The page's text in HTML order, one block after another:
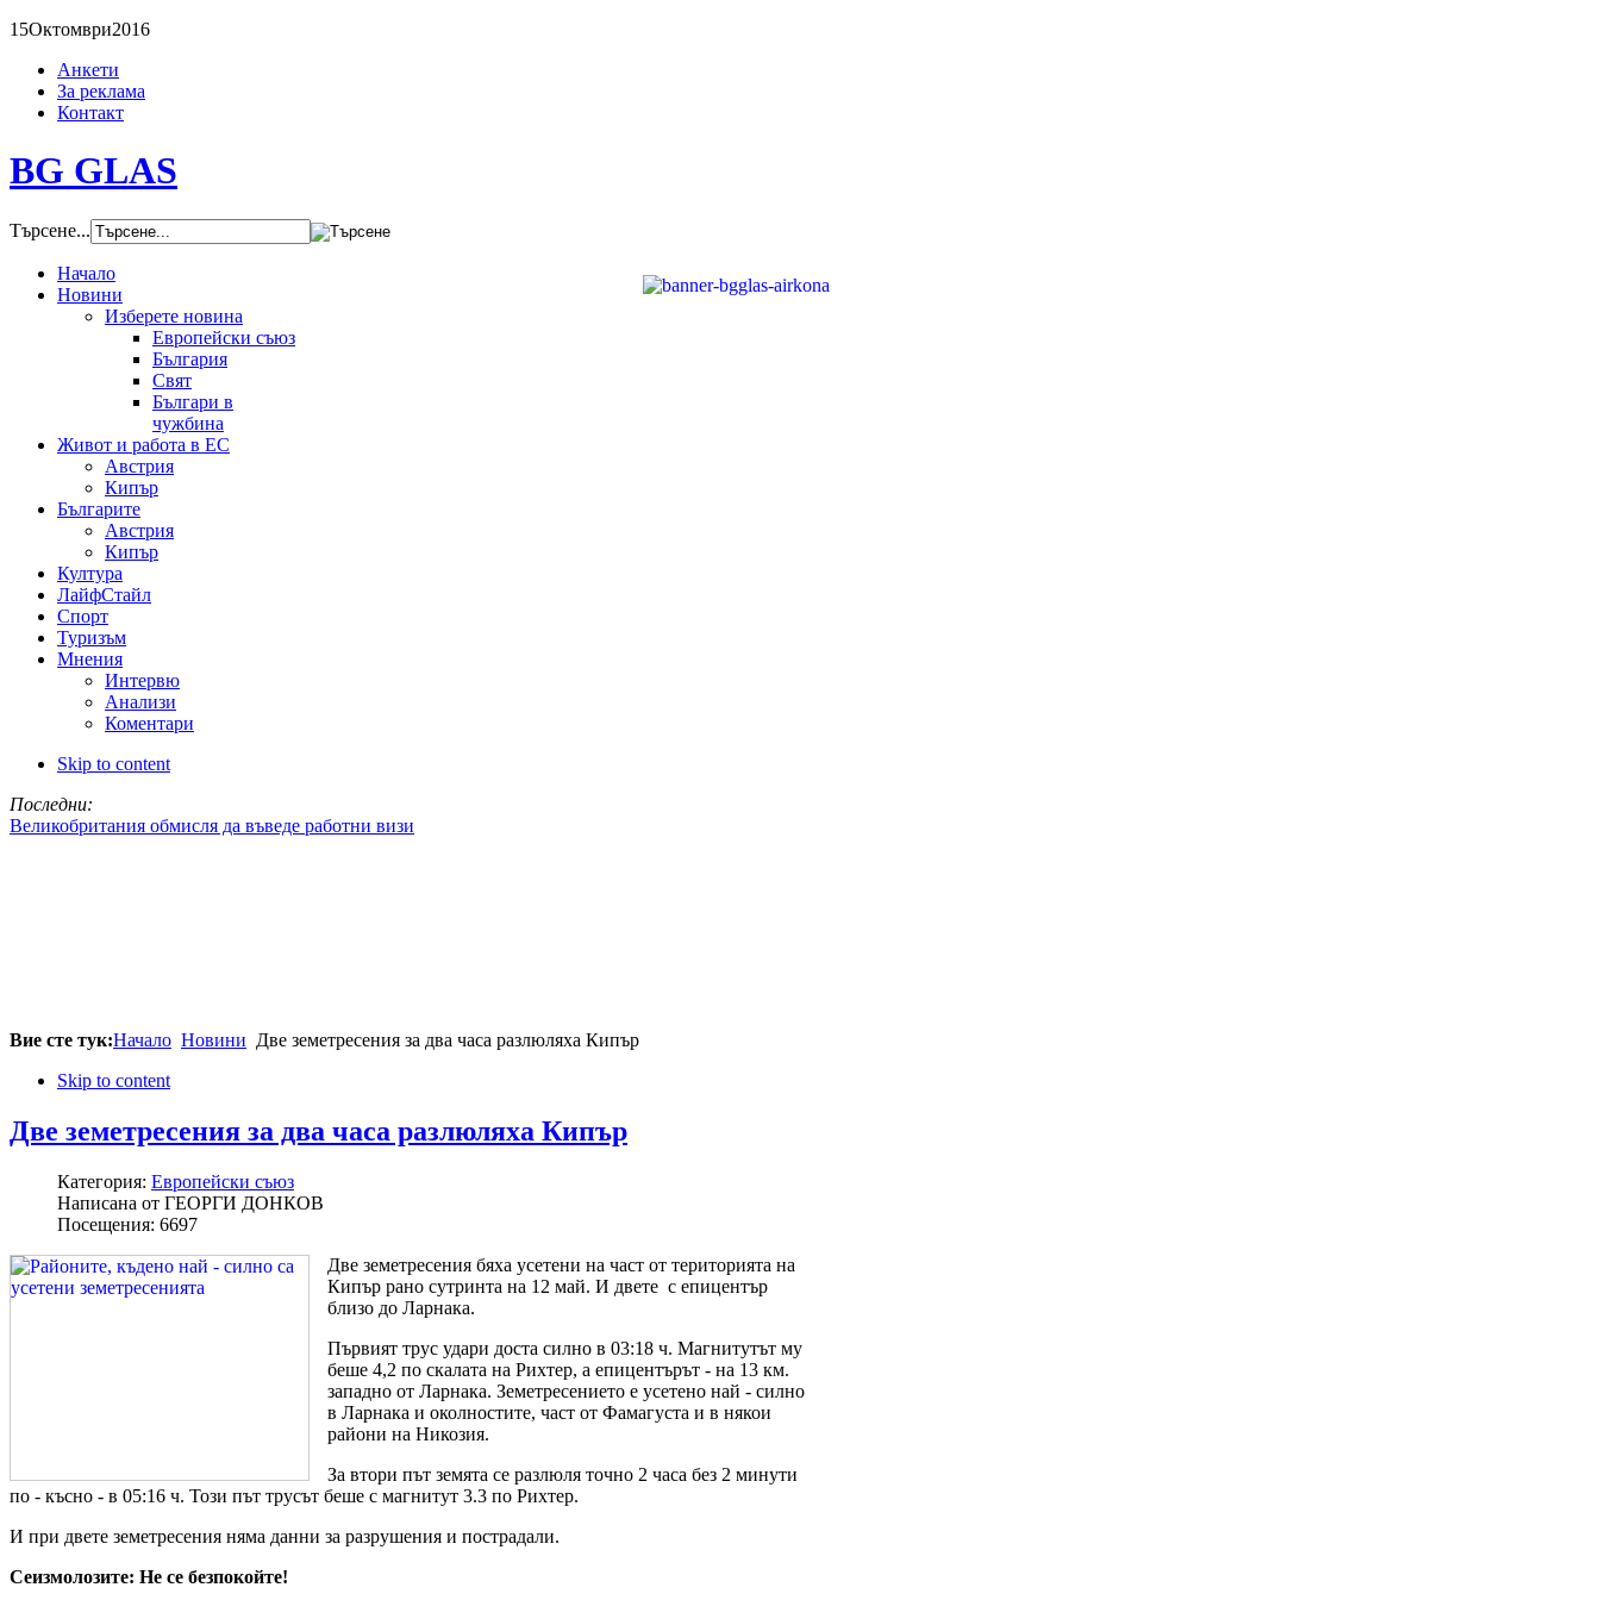
15Октомври2016
Анкети
За реклама
Контакт
BG GLAS
Търсене...
Начало
Новини
Изберете новина
Европейски съюз
България
Свят
Българи в
чужбина
Живот и работа в ЕС
Австрия
Кипър
Българите
Австрия
Кипър
Култура
ЛайфСтайл
Спорт
Туризъм
Мнения
Интервю
Анализи
Коментари
Skip to content
Последни:
Великобритания обмисля да въведе работни визи
Вие сте тук:Начало Новини Две земетресения за два часа разлюляха Кипър
Skip to content
Две земетресения за два часа разлюляха Кипър
Категория: Европейски съюз
Написана от ГЕОРГИ ДОНКОВ
Посещения: 6697
Две земетресения бяха усетени на част от територията на
Кипър рано сутринта на 12 май. И двете с епицентър
близо до Ларнака.
Първият трус удари доста силно в 03:18 ч. Магнитутът му
беше 4,2 по скалата на Рихтер, а епицентърът - на 13 км.
западно от Ларнака. Земетресението е усетено най - силно
в Ларнака и околностите, част от Фамагуста и в някои
райони на Никозия.
За втори път земята се разлюля точно 2 часа без 2 минути
по - късно - в 05:16 ч. Този път трусът беше с магнитут 3.3 по Рихтер.
И при двете земетресения няма данни за разрушения и пострадали.
Сеизмолозите: Не се безпокойте!